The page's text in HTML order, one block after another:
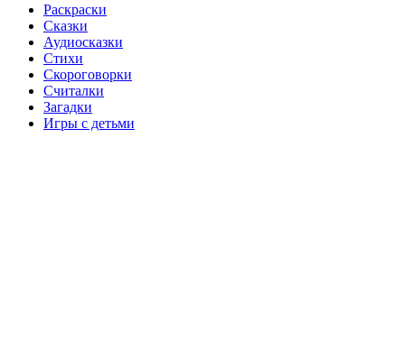
Раскраски
Сказки
Аудиосказки
Стихи
Скороговорки
Считалки
Загадки
Игры с детьми